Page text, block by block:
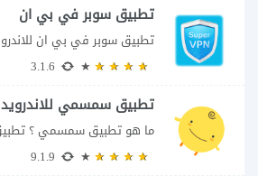
تطبيق سوبر في بي ان
تطبيق سمسمي للاندرويد